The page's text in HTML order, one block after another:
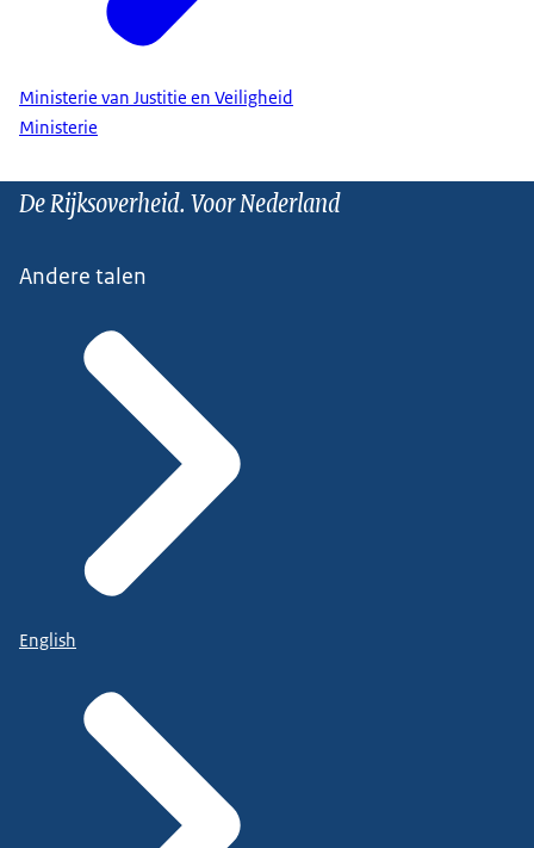
Ministerie van Justitie en Veiligheid
Ministerie
De Rijksoverheid. Voor Nederland
Andere talen
English